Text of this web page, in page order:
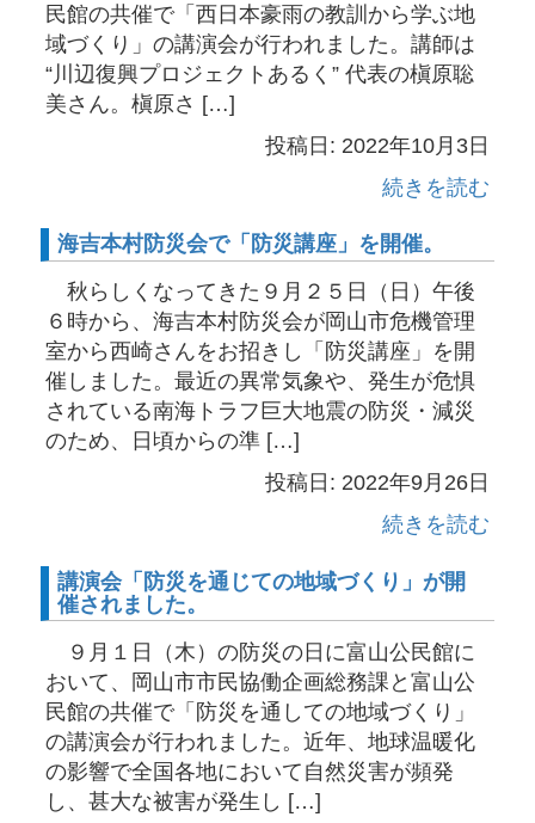
民館の共催で「西日本豪雨の教訓から学ぶ地
域づくり」の講演会が行われました。講師は
“川辺復興プロジェクトあるく” 代表の槇原聡
美さん。槇原さ […]
投稿日: 2022年10月3日
続きを読む
海吉本村防災会で「防災講座」を開催。
秋らしくなってきた９月２５日（日）午後
６時から、海吉本村防災会が岡山市危機管理
室から西崎さんをお招きし「防災講座」を開
催しました。最近の異常気象や、発生が危惧
されている南海トラフ巨大地震の防災・減災
のため、日頃からの準 […]
投稿日: 2022年9月26日
続きを読む
講演会「防災を通じての地域づくり」が開
催されました。
９月１日（木）の防災の日に富山公民館に
おいて、岡山市市民協働企画総務課と富山公
民館の共催で「防災を通しての地域づくり」
の講演会が行われました。近年、地球温暖化
の影響で全国各地において自然災害が頻発
し、甚大な被害が発生し […]